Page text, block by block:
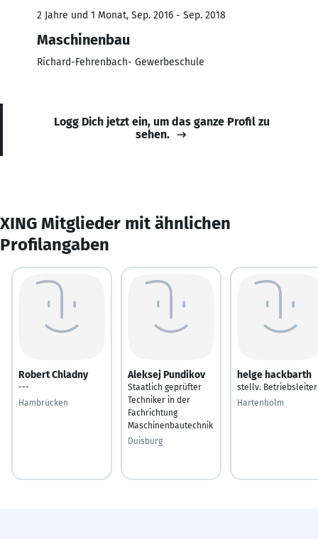
2 Jahre und 1 Monat, Sep. 2016 - Sep. 2018
Maschinenbau
Richard-Fehrenbach- Gewerbeschule
Logg Dich jetzt ein, um das ganze Profil zu
sehen.
XING Mitglieder mit ähnlichen
Profilangaben
Robert Chladny
---
Hambrücken
Aleksej Pundikov
Staatlich geprüfter
Techniker in der
Fachrichtung
Maschinenbautechnik
Duisburg
helge hackbarth
stellv. Betriebsleiter
Hartenholm